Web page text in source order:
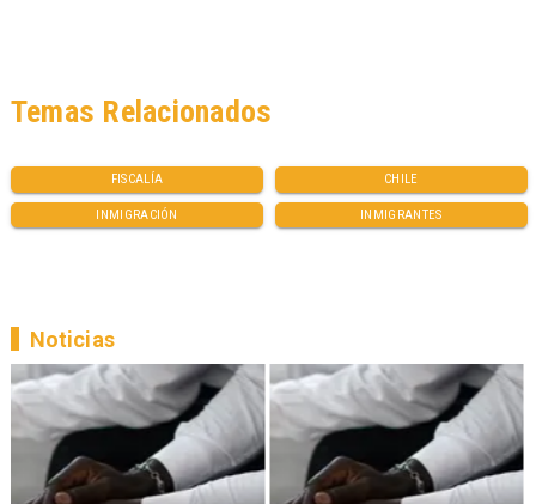
FISCALÍA CHILE
INMIGRACIÓN INMIGRANTES
Temas Relacionados
Noticias